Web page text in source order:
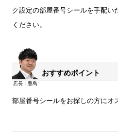
ク設定の部屋番号シールを手配い
ください。
おすすめポイント
部屋番号シールをお探しの方にオ